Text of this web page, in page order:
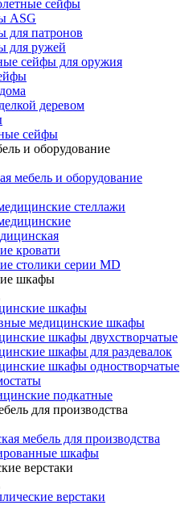
сейфы
ASG
для патронов
для ружей
сейфы для оружия
деревом
сейфы
и оборудование
мебель и оборудование
стеллажи
кровати
столики серии MD
шкафы
шкафы
медицинские шкафы
шкафы двухстворчатые
шкафы для раздевалок
шкафы одностворчатые
подкатные
для производства
мебель для производства
шкафы
верстаки
верстаки